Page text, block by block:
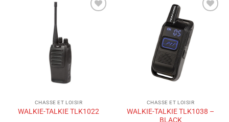
CHASSE ET LOISIR
WALKIE-TALKIE TLK1022
à la liste
CHASSE ET LOISIR
WALKIE-TALKIE TLK1038 –
BLACK